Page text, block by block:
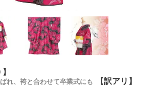
れ、袴と合わせて卒業式にも
【訳アリ】